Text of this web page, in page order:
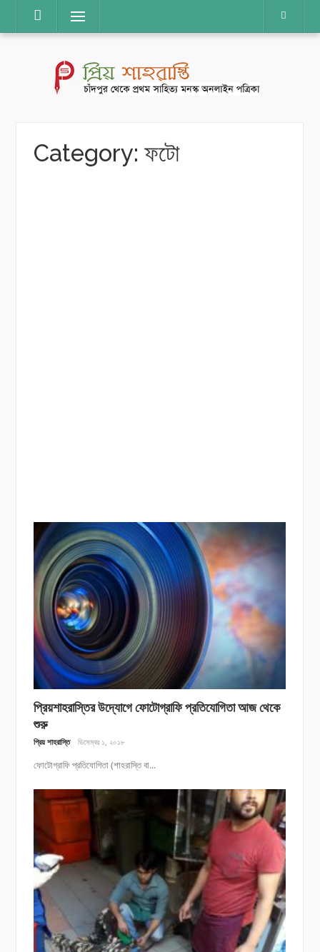
content
Menu
Category: ফটো
প্রিয়শাহরাস্তির উদ্যোগে ফোটোগ্রাফি প্রতিযোগিতা আজ থেকে
শুরু
প্রিয় শাহরাস্তি ডিসেম্বর ১, ২০১৮
ফোটোগ্রাফি প্রতিযোগিতা (শাহরাস্তি বা...